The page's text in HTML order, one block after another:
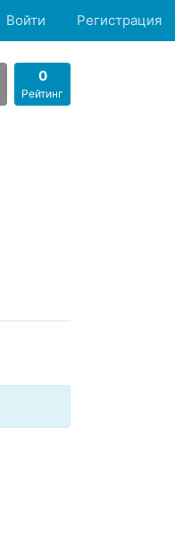
Войти Регистрация
0
Рейтинг